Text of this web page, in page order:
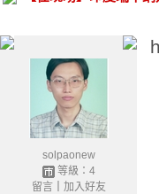
solpaonew
等級：4
留言｜ 加入好友